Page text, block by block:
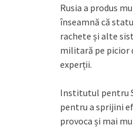
Rusia a produs
înseamnă că
rachete și alte
militară pe picior
experții.
Institutul pentru
pentru a sprijini
provoca și mai